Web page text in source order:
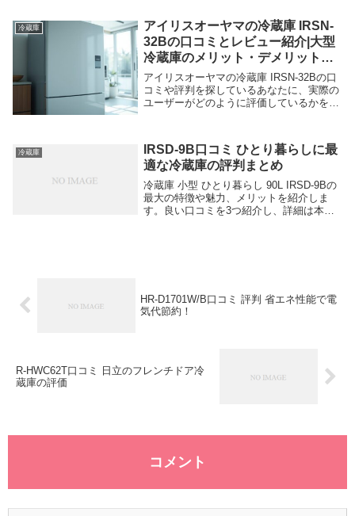
く、電気代を抑えつつ大容量で食品を新
鮮...
冷蔵庫
アイリスオーヤマの冷蔵庫 IRSN-
32Bの口コミとレビュー紹介|大型
冷蔵庫のメリット・デメリットを
完全公開！
アイリスオーヤマの冷蔵庫 IRSN-32Bの口
コミや評判を探しているあなたに、実際の
ユーザーがどのように評価しているかをま
機能です。これにより、冷蔵庫内の食材
を...
冷蔵庫
IRSD-9B口コミ ひとり暮らしに最
適な冷蔵庫の評判まとめ
冷蔵庫 小型 ひとり暮らし 90L IRSD-9Bの
最大の特徴や魅力、メリットを紹介しま
す。良い口コミを3つ紹介し、詳細は本文
HR-D1701W/B口コミ 評判 省エネ性能で電
気代節約！
R-HWC62T口コミ 日立のフレンチドア冷
蔵庫の評価
コメント